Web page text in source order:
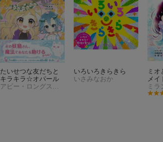
たいせつな友だちと
キラキラ☆オパール
いろいろきらきら
いさみなおか
ミオ
メ
るの